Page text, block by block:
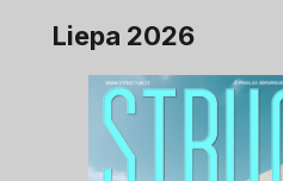
Liepa 2026